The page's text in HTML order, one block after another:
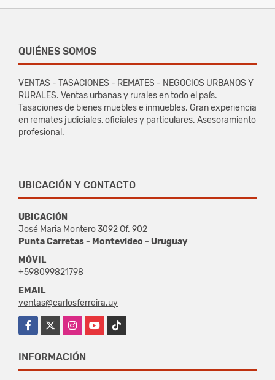
QUIÉNES SOMOS
VENTAS - TASACIONES - REMATES - NEGOCIOS URBANOS Y
RURALES. Ventas urbanas y rurales en todo el país.
Tasaciones de bienes muebles e inmuebles. Gran experiencia
en remates judiciales, oficiales y particulares. Asesoramiento
profesional.
UBICACIÓN Y CONTACTO
UBICACIÓN
José Maria Montero 3092 Of. 902
Punta Carretas - Montevideo - Uruguay
MÓVIL
+598099821798
EMAIL
ventas@carlosferreira.uy
Facebook
InstagramYouTubeTikTok
INFORMACIÓN